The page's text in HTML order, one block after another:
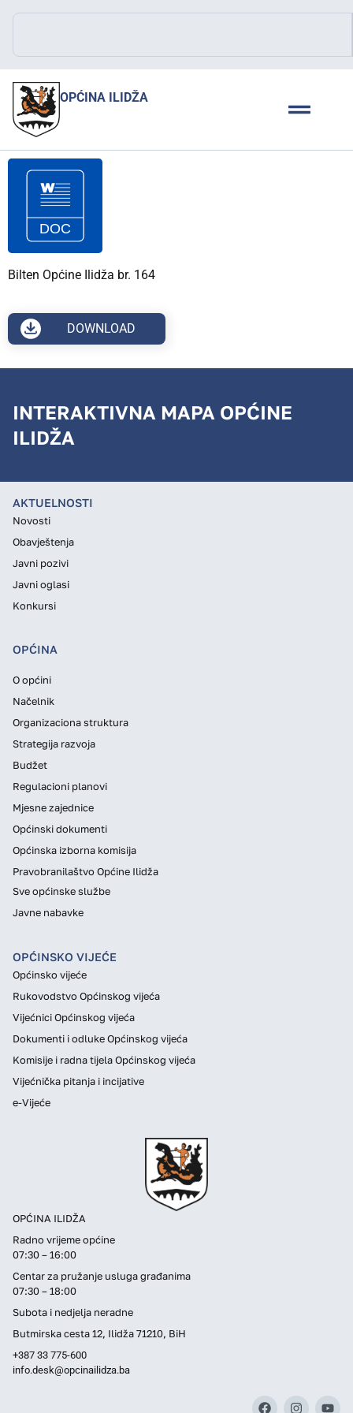
OPĆINA ILIDŽA
Bilten Općine Ilidža br. 164
DOWNLOAD
INTERAKTIVNA MAPA OPĆINE
ILIDŽA
OPĆINA ILIDŽA
Radno vrijeme općine
07:30 – 16:00
Centar za pružanje usluga građanima
07:30 – 18:00
Subota i nedjelja neradne
Butmirska cesta 12, Ilidža 71210, BiH
+387 33 775-600
info.desk@opcinailidza.ba
AKTUELNOSTI
Novosti
Obavještenja
Javni pozivi
Javni oglasi
Konkursi
OPĆINA
O općini
Načelnik
Organizaciona struktura
Strategija razvoja
Budžet
Regulacioni planovi
Mjesne zajednice
Općinski dokumenti
Općinska izborna komisija
Pravobranilaštvo Općine Ilidža
Sve općinske službe
Javne nabavke
OPĆINSKO VIJEĆE
Općinsko vijeće
Rukovodstvo Općinskog vijeća
Vijećnici Općinskog vijeća
Dokumenti i odluke Općinskog vijeća
Komisije i radna tijela Općinskog vijeća
Vijećnička pitanja i incijative
e-Vijeće